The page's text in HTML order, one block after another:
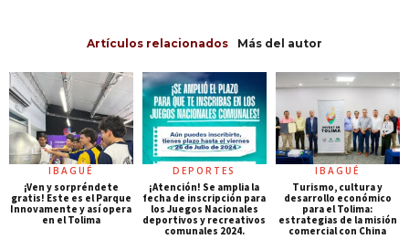
Artículos relacionados Más del autor
IBAGUÉ
¡Ven y sorpréndete
gratis! Este es el Parque
Innovamente y así opera
en el Tolima
DEPORTES
¡Atención! Se amplia la
fecha de inscripción para
los Juegos Nacionales
deportivos y recreativos
comunales 2024.
IBAGUÉ
Turismo, cultura y
desarrollo económico
para el Tolima:
estrategias de la misión
comercial con China